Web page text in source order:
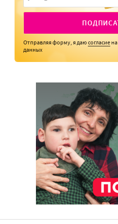
Отправляя форму, я даюсогласие
данных